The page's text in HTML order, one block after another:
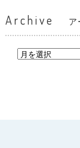
Archive ア